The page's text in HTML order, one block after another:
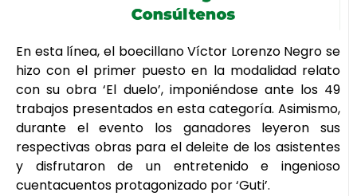
En esta línea, el boecillano Víctor Lorenzo Negro se
hizo con el primer puesto en la modalidad relato
con su obra ‘El duelo’, imponiéndose ante los 49
trabajos presentados en esta categoría. Asimismo,
durante el evento los ganadores leyeron sus
respectivas obras para el deleite de los asistentes
y disfrutaron de un entretenido e ingenioso
cuentacuentos protagonizado por ‘Guti’.